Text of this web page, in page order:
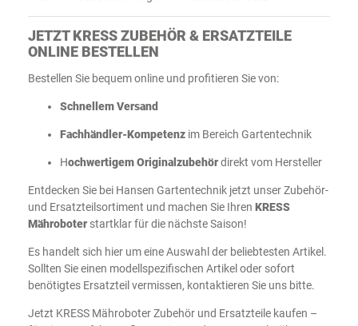
JETZT KRESS ZUBEHÖR & ERSATZTEILE
ONLINE BESTELLEN
Bestellen Sie bequem online und profitieren Sie von:
Schnellem Versand
Fachhändler-Kompetenz im Bereich Gartentechnik
Hochwertigem Originalzubehördirekt vom Hersteller
Entdecken Sie bei Hansen Gartentechnik jetzt unser Zubehör-
und Ersatzteilsortiment und machen Sie Ihren KRESS
Mähroboter startklar für die nächste Saison!
Es handelt sich hier um eine Auswahl der beliebtesten Artikel.
Sollten Sie einen modellspezifischen Artikel oder sofort
benötigtes Ersatzteil vermissen, kontaktieren Sie uns bitte.
Jetzt KRESS Mähroboter Zubehör und Ersatzteile kaufen –